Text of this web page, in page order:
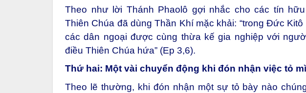
Theo như lời Thánh Phaolô gợi nhắc cho các tín
Thiên Chúa đã dùng Thần Khí mặc khải: “trong Đức
các dân ngoại được cùng thừa kế gia nghiệp với
điều Thiên Chúa hứa” (Ep 3,6).
Thứ hai: Một vài chuyển động khi đón nhận việc tỏ
Theo lẽ thường, khi đón nhận một sự tỏ bày nào